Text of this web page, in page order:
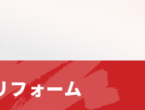
フォーム